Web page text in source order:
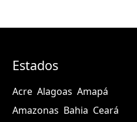
Estados
Acre Alagoas Amapá
Amazonas Bahia Ceará